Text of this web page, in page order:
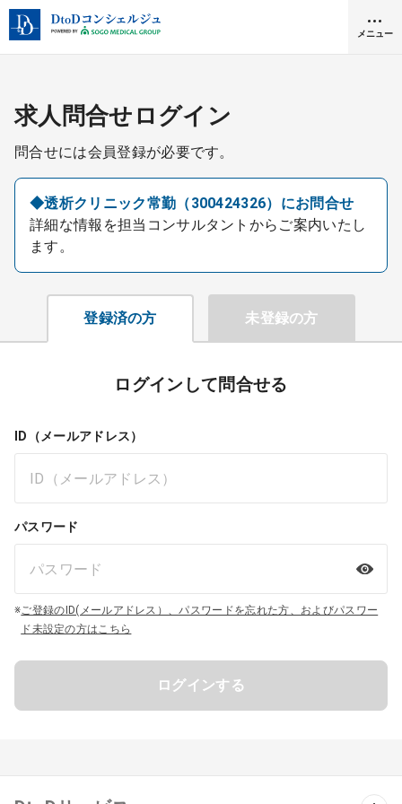
メニュー
クリニック開業
DtoDとは
お問合せ
医院の譲渡・売却をお考えの方
採用をお考えの医療機関の方
求人問合せログイン
問合せには会員登録が必要です。
◆透析クリニック常勤（300424326）にお問合せ
詳細な情報を担当コンサルタントからご案内いたし
ます。
登録済の方 未登録の方
ログインして問合せる
ID（メールアドレス）
パスワード
※ご登録のID(メールアドレス）、パスワードを忘れた方、およびパスワー
ド未設定の方はこちら
ログインする